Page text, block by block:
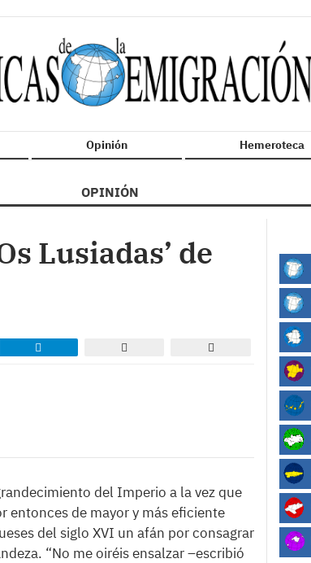
Opinión Hemeroteca
OPINIÓN
Lusiadas’ de
del Imperio a la vez que
entonces de mayor y más eficiente
del siglo XVI un afán por consagrar
“No me oiréis ensalzar –escribió